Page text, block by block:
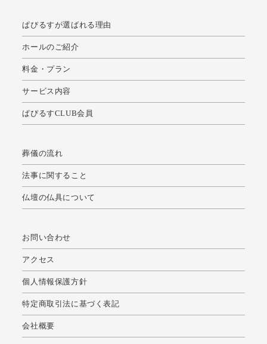
ぱぴるすが選ばれる理由
ホールのご紹介
料金・プラン
サービス内容
ぱぴるすCLUB会員
葬儀の流れ
法事に関すること
仏壇の仏具について
お問い合わせ
アクセス
個人情報保護方針
特定商取引法に基づく表記
会社概要